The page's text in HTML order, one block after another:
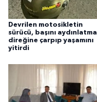
Devrilen motosikletin
sürücü, başını aydınlatma
direğine çarpıp yaşamını
yitirdi